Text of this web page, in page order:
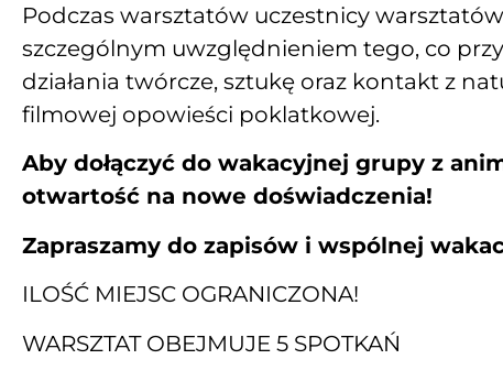
Podczas warsztatów uczestnicy
szczególnym uwzględnieniem tego, co
działania twórcze, sztukę oraz kontakt z
filmowej opowieści poklatkowej.
Aby dołączyć do wakacyjnej grupy z
otwartość na nowe doświadczenia!
Zapraszamy do zapisów i wspólnej
ILOŚĆ MIEJSC OGRANICZONA!
WARSZTAT OBEJMUJE 5 SPOTKAŃ